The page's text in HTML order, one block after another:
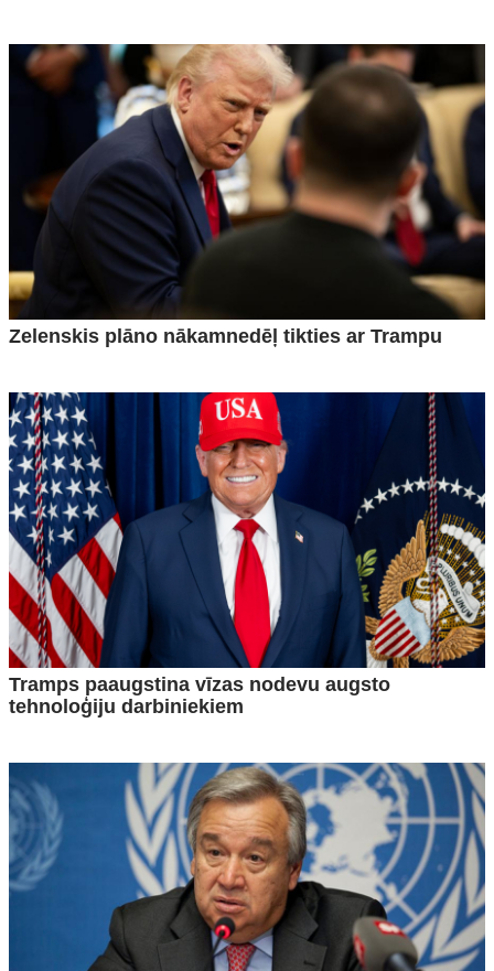
Zelenskis plāno nākamnedēļ tikties ar Trampu
Tramps paaugstina vīzas nodevu augsto
tehnoloģiju darbiniekiem